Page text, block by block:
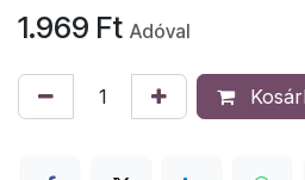
1.969 Ft Adóval